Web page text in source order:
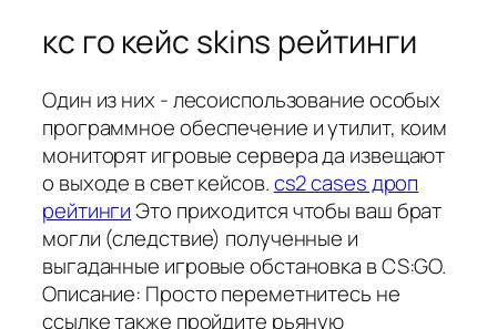
кс го кейс skins рейтинги
Один из них - лесоиспользование особых
программное обеспечение и утилит, коим
мониторят игровые сервера да извещают
о выходе в свет кейсов.cs2 cases дроп
рейтингиЭто приходится чтобы ваш брат
могли (следствие) полученные и
выгаданные игровые обстановка в CS:GO.
Описание: Просто переметнитесь не
ссылке также пройдите рьяную